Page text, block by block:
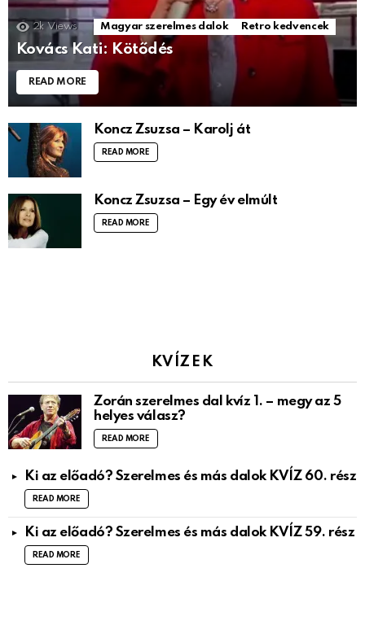
2k Views Magyar szerelmes dalok Retro kedvencek
Kovács Kati: Kötődés
READ MORE
Koncz Zsuzsa – Karolj át
READ MORE
Koncz Zsuzsa – Egy év elmúlt
READ MORE
KVÍZEK
Zorán szerelmes dal kvíz 1. – megy az 5
helyes válasz?
READ MORE
Ki az előadó? Szerelmes és más dalok KVÍZ 60. rész
READ MORE
Ki az előadó? Szerelmes és más dalok KVÍZ 59. rész
READ MORE